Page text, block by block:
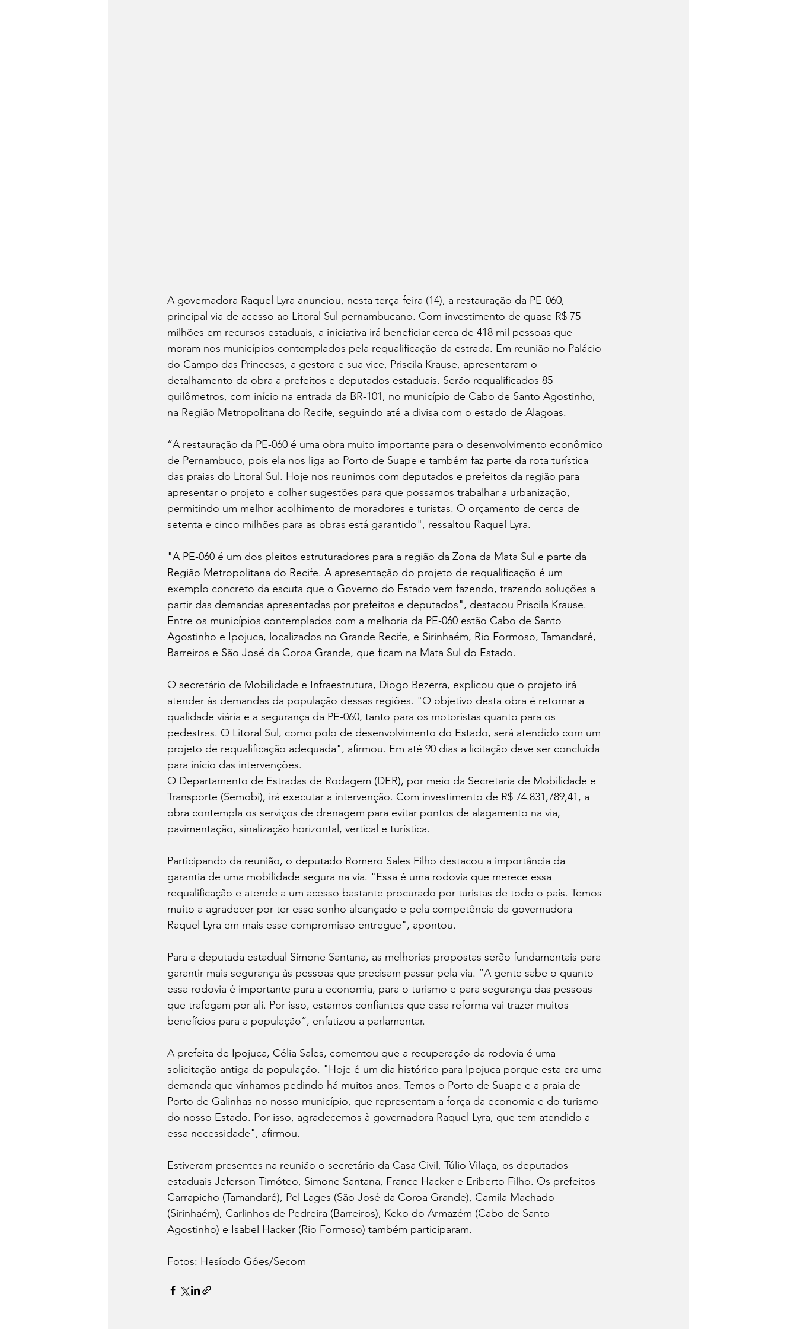
A governadora Raquel Lyra anunciou, nesta terça-feira (14), a restauração da PE-060,
principal via de acesso ao Litoral Sul pernambucano. Com investimento de quase R$ 75
milhões em recursos estaduais, a iniciativa irá beneficiar cerca de 418 mil pessoas que
moram nos municípios contemplados pela requalificação da estrada. Em reunião no Palácio
do Campo das Princesas, a gestora e sua vice, Priscila Krause, apresentaram o
detalhamento da obra a prefeitos e deputados estaduais. Serão requalificados 85
quilômetros, com início na entrada da BR-101, no município de Cabo de Santo Agostinho,
na Região Metropolitana do Recife, seguindo até a divisa com o estado de Alagoas.
“A restauração da PE-060 é uma obra muito importante para o desenvolvimento econômico
de Pernambuco, pois ela nos liga ao Porto de Suape e também faz parte da rota turística
das praias do Litoral Sul. Hoje nos reunimos com deputados e prefeitos da região para
apresentar o projeto e colher sugestões para que possamos trabalhar a urbanização,
permitindo um melhor acolhimento de moradores e turistas. O orçamento de cerca de
setenta e cinco milhões para as obras está garantido", ressaltou Raquel Lyra.
"A PE-060 é um dos pleitos estruturadores para a região da Zona da Mata Sul e parte da
Região Metropolitana do Recife. A apresentação do projeto de requalificação é um
exemplo concreto da escuta que o Governo do Estado vem fazendo, trazendo soluções a
partir das demandas apresentadas por prefeitos e deputados", destacou Priscila Krause.
Entre os municípios contemplados com a melhoria da PE-060 estão Cabo de Santo
Agostinho e Ipojuca, localizados no Grande Recife, e Sirinhaém, Rio Formoso, Tamandaré,
Barreiros e São José da Coroa Grande, que ficam na Mata Sul do Estado.
O secretário de Mobilidade e Infraestrutura, Diogo Bezerra, explicou que o projeto irá
atender às demandas da população dessas regiões. "O objetivo desta obra é retomar a
qualidade viária e a segurança da PE-060, tanto para os motoristas quanto para os
pedestres. O Litoral Sul, como polo de desenvolvimento do Estado, será atendido com um
projeto de requalificação adequada", afirmou. Em até 90 dias a licitação deve ser concluída
para início das intervenções.
O Departamento de Estradas de Rodagem (DER), por meio da Secretaria de Mobilidade e
Transporte (Semobi), irá executar a intervenção. Com investimento de R$ 74.831,789,41, a
obra contempla os serviços de drenagem para evitar pontos de alagamento na via,
pavimentação, sinalização horizontal, vertical e turística.
Participando da reunião, o deputado Romero Sales Filho destacou a importância da
garantia de uma mobilidade segura na via. "Essa é uma rodovia que merece essa
requalificação e atende a um acesso bastante procurado por turistas de todo o país. Temos
muito a agradecer por ter esse sonho alcançado e pela competência da governadora
Raquel Lyra em mais esse compromisso entregue", apontou.
Para a deputada estadual Simone Santana, as melhorias propostas serão fundamentais para
garantir mais segurança às pessoas que precisam passar pela via. “A gente sabe o quanto
essa rodovia é importante para a economia, para o turismo e para segurança das pessoas
que trafegam por ali. Por isso, estamos confiantes que essa reforma vai trazer muitos
benefícios para a população”, enfatizou a parlamentar.
A prefeita de Ipojuca, Célia Sales, comentou que a recuperação da rodovia é uma
solicitação antiga da população. "Hoje é um dia histórico para Ipojuca porque esta era uma
demanda que vínhamos pedindo há muitos anos. Temos o Porto de Suape e a praia de
Porto de Galinhas no nosso município, que representam a força da economia e do turismo
do nosso Estado. Por isso, agradecemos à governadora Raquel Lyra, que tem atendido a
essa necessidade", afirmou.
Estiveram presentes na reunião o secretário da Casa Civil, Túlio Vilaça, os deputados
estaduais Jeferson Timóteo, Simone Santana, France Hacker e Eriberto Filho. Os prefeitos
Carrapicho (Tamandaré), Pel Lages (São José da Coroa Grande), Camila Machado
(Sirinhaém), Carlinhos de Pedreira (Barreiros), Keko do Armazém (Cabo de Santo
Agostinho) e Isabel Hacker (Rio Formoso) também participaram.
Fotos: Hesíodo Góes/Secom